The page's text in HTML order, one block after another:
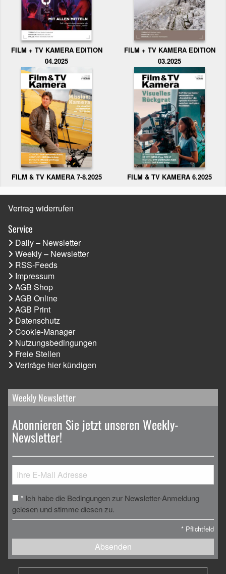
FILM + TV KAMERA EDITION
04.2025
FILM + TV KAMERA EDITION
03.2025
FILM & TV KAMERA 7-8.2025 FILM & TV KAMERA 6.2025
Vertrag widerrufen
Service
Daily – Newsletter
Weekly – Newsletter
RSS-Feeds
Impressum
AGB Shop
AGB Online
AGB Print
Datenschutz
Cookie-Manager
Nutzungsbedingungen
Freie Stellen
Verträge hier kündigen
Weekly Newsletter
Abonnieren Sie jetzt unseren Weekly-
Newsletter!
* Ich habe die Bedingungen zur Newsletter-Anmeldung
gelesen und stimme diesen zu.
* Pflichtfeld
Absenden